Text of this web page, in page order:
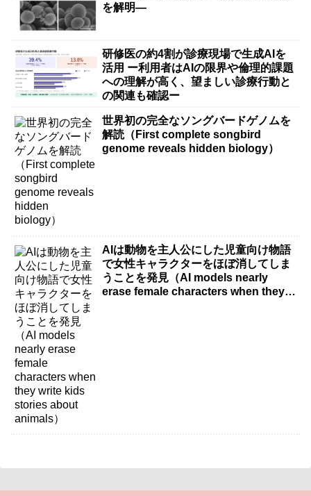
を解明―
研修医の約4割が診療現場で生成AIを
活用 ー利用者はAIの限界や倫理的課題
への理解が高く、望ましい診療行動と
の関連も確認ー
世界初の完全なソングバードゲノムを
解読（First complete songbird
genome reveals hidden biology）
AIは動物を主人公にした児童向け物語
で女性キャラクターをほぼ消してしま
うことを発見（AI models nearly
erase female characters when they